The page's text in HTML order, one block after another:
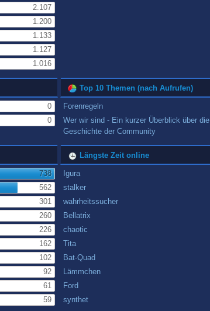
2.107
1.200
1.133
1.127
1.016
0
0
Top 10 Themen (nach Aufrufen)
Forenregeln
Wer wir sind - Ein kurzer Überblick über die
Geschichte der Community
738
562
301
260
226
162
102
92
61
59
Längste Zeit online
Igura
stalker
wahrheitssucher
Bellatrix
chaotic
Tita
Bat-Quad
Lämmchen
Ford
synthet